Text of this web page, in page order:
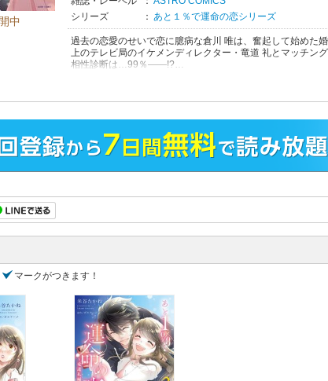
中
シリーズ
： あと１％で運命の恋シリーズ
過去の恋愛のせいで恋に臆病な倉川 唯は、奮起して始めた
上のテレビ局のイケメンディレクター・竜道 礼とマッチング
相性診断は…99％――!?
実際の礼は写真以上のイケメンで優しくて、奇跡のように
オトナ女子のための恋愛アプリ「１００シーンの恋＋」の
★電子コミックス限定おまけマンガ収録！
マークがつきます！